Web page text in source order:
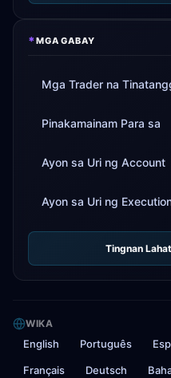
*MGA GABAY
Mga Trader na
Pinakamainam Para sa
Ayon sa Uri ng Account
Ayon sa Uri ng
Tingnan
WIKA
English Português
Français Deutsch